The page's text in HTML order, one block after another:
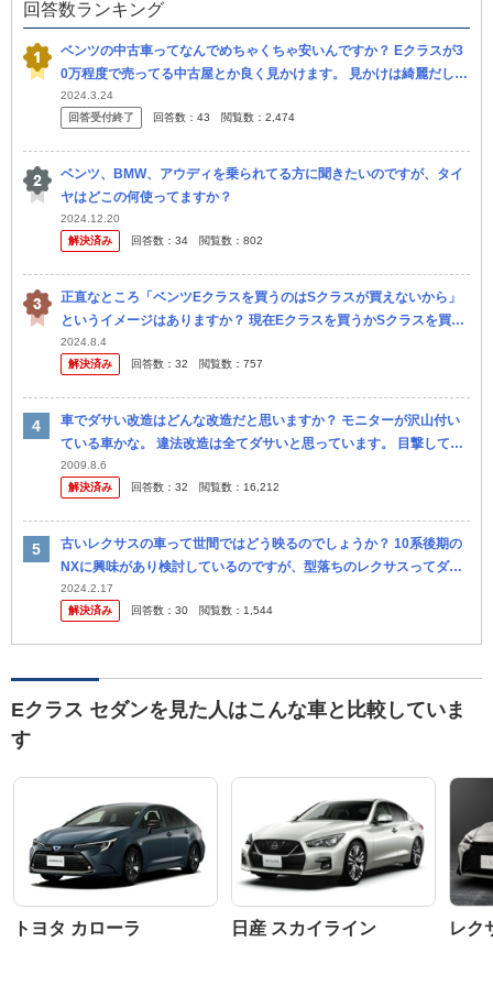
回答数ランキング
ベンツの中古車ってなんでめちゃくちゃ安いんですか？ Eクラスが3
0万程度で売ってる中古屋とか良く見かけます。 見かけは綺麗だし、
ブランド力もあるし、外車なのにここまで安くしてる理由って何なの
でし...
2024.3.24
回答受付終了
回答数： 43 閲覧数： 2,474
ベンツ、BMW、アウディを乗られてる方に聞きたいのですが、タイ
ヤはどこの何使ってますか？
2024.12.20
解決済み
回答数： 34 閲覧数： 802
正直なところ「ベンツEクラスを買うのはSクラスが買えないから」
というイメージはありますか？ 現在Eクラスを買うかSクラスを買う
かで迷っています。やはり見た目はSクラスが断然格好良いと思って
いるの...
2024.8.4
解決済み
回答数： 32 閲覧数： 757
車でダサい改造はどんな改造だと思いますか？ モニターが沢山付い
ている車かな。 違法改造は全てダサいと思っています。 目撃して思
わずダサいと思った改造を教えてください。
2009.8.6
解決済み
回答数： 32 閲覧数： 16,212
古いレクサスの車って世間ではどう映るのでしょうか？ 10系後期の
NXに興味があり検討しているのですが、型落ちのレクサスってダサ
いって記事やSNSなどの投稿を見かけます。 理由はレクサスは新車
で...
2024.2.17
解決済み
回答数： 30 閲覧数： 1,544
Eクラス セダンを見た人はこんな車と比較していま
す
トヨタ カローラ 日産 スカイライン レク